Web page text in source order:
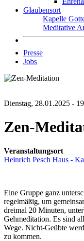
Glaubensort
Kapelle
Meditative
Presse
Jobs
Dienstag, 28.01.2025 -
Zen-
Veranstaltungsort
Heinrich Pesch Haus -
Eine Gruppe ganz
regelmäßig, um
dreimal 20 Minuten,
Gehmeditation. Es sind
Wege. Nicht-Geübte
zu kommen.